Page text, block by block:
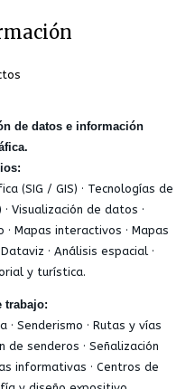
de datos e información
(SIG / GIS) · Tecnologías de
Visualización de datos ·
Mapas interactivos · Mapas
· Análisis espacial ·
y turística.
trabajo:
Senderismo · Rutas y vías
de senderos · Señalización
informativas · Centros de